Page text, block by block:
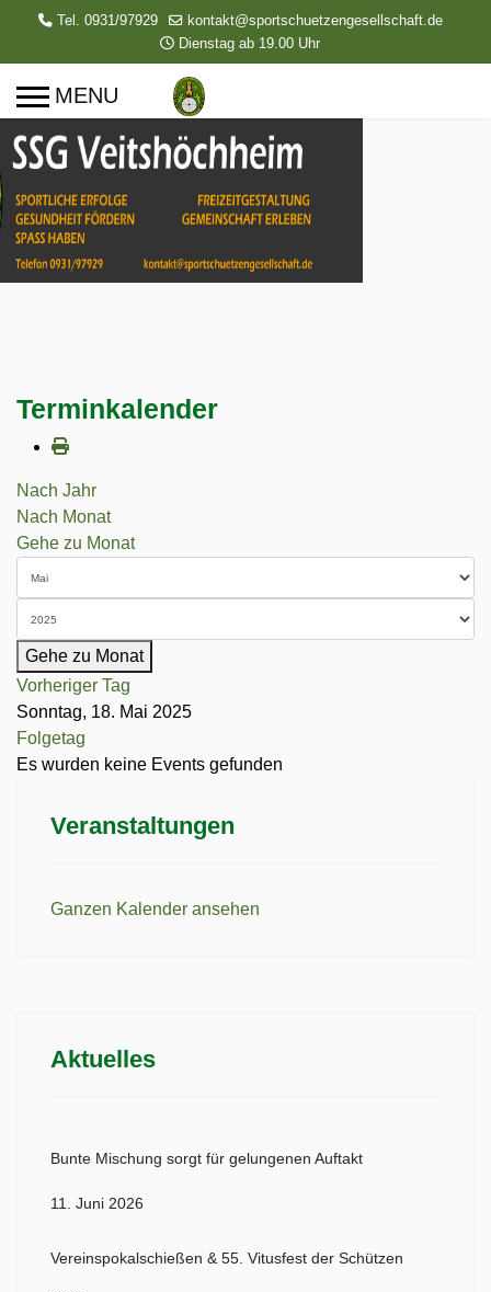
Tel. 0931/97929
kontakt@sportschuetzengesellschaft.de
Dienstag ab 19.00 Uhr
Terminkalender
Nach Jahr
Nach Monat
Gehe zu Monat
Gehe zu Monat
Vorheriger Tag
Sonntag, 18. Mai 2025
Folgetag
Es wurden keine Events gefunden
Veranstaltungen
Ganzen Kalender ansehen
Aktuelles
Bunte Mischung sorgt für gelungenen Auftakt
11. Juni 2026
Vereinspokalschießen & 55. Vitusfest der Schützen